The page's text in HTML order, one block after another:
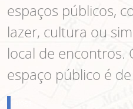
espaços públicos,
lazer, cultura ou
local de encontros.
espaço público é